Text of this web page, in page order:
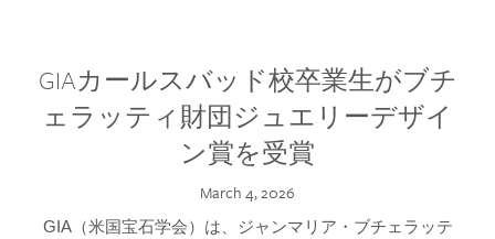
GIAカールスバッド校卒業生がブチ
ェラッティ財団ジュエリーデザイ
ン賞を受賞
March 4, 2026
GIA（米国宝石学会）は、ジャンマリア・ブチェラッテ